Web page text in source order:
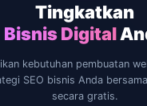
Tingkatkan
Bisnis Digital
kebutuhan pembuatan
SEO bisnis Anda
secara gratis.